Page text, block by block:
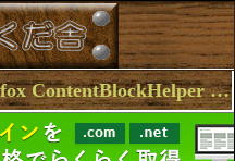
日誌の検索 [タグ:Opera Firefox ContentBlockHelper Browser Extensions] 1～4(4件中)